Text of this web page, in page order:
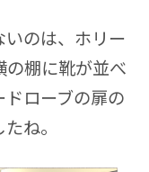
のは、ホリー
棚に靴が並べ
ローブの扉の
ね。